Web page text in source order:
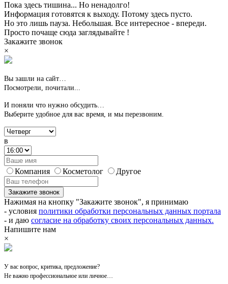
Пока здесь тишина... Но ненадолго!
Информация готовятся к выходу. Потому здесь пусто.
Но это лишь пауза. Небольшая. Все интересное - впереди.
Просто почаще сюда заглядывайте !
Закажите звонок
×
Вы зашли на сайт…
Посмотрели, почитали...
И поняли что нужно обсудить…
Выберите удобное для вас время, и мы перезвоним.
в
Компания Косметолог Другое
Закажите звонок
Нажимая на кнопку "Закажите звонок", я принимаю
- условия политики обработки персональных данных портала
- и даю согласие на обработку своих персональных данных.
Напишите нам
×
У вас вопрос, критика, предложение?
Не важно профессиональное или личное…